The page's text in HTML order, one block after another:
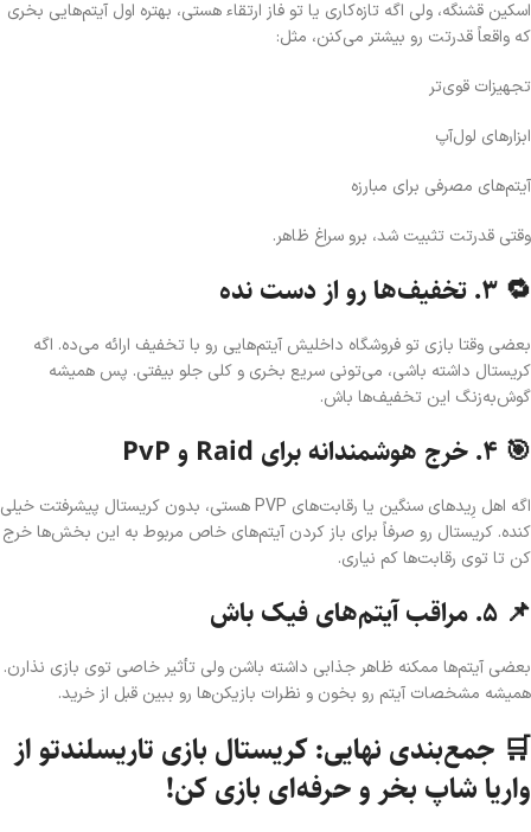
اسکین قشنگه، ولی اگه تازه‌کاری یا تو فاز ارتقاء هستی، بهتره اول آیتم‌هایی بخری
که واقعاً قدرتت رو بیشتر می‌کنن، مثل:
تجهیزات قوی‌تر
ابزارهای لول‌آپ
آیتم‌های مصرفی برای مبارزه
وقتی قدرتت تثبیت شد، برو سراغ ظاهر.
🔁 ۳. تخفیف‌ها رو از دست نده
بعضی وقتا بازی تو فروشگاه داخلیش آیتم‌هایی رو با تخفیف ارائه می‌ده. اگه
کریستال داشته باشی، می‌تونی سریع بخری و کلی جلو بیفتی. پس همیشه
گوش‌به‌زنگ این تخفیف‌ها باش.
🎯 ۴. خرج هوشمندانه برای Raid و PvP
اگه اهل رِیدهای سنگین یا رقابت‌های PVP هستی، بدون کریستال پیشرفتت خیلی
کنده. کریستال رو صرفاً برای باز کردن آیتم‌های خاص مربوط به این بخش‌ها خرج
کن تا توی رقابت‌ها کم نیاری.
📌 ۵. مراقب آیتم‌های فیک باش
بعضی آیتم‌ها ممکنه ظاهر جذابی داشته باشن ولی تأثیر خاصی توی بازی نذارن.
همیشه مشخصات آیتم رو بخون و نظرات بازیکن‌ها رو ببین قبل از خرید.
🛒 جمع‌بندی نهایی: کریستال بازی تاریسلندتو از
واریا شاپ بخر و حرفه‌ای بازی کن!